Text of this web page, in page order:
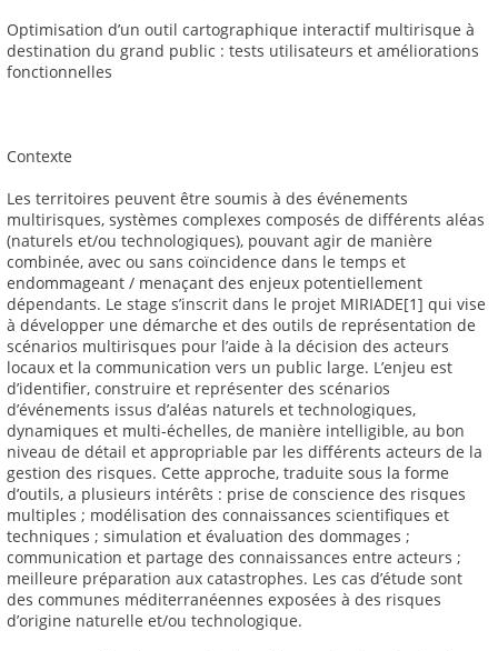
Optimisation d’un outil cartographique interactif multirisque à
destination du grand public : tests utilisateurs et améliorations
fonctionnelles
Contexte
Les territoires peuvent être soumis à des événements
multirisques, systèmes complexes composés de différents aléas
(naturels et/ou technologiques), pouvant agir de manière
combinée, avec ou sans coïncidence dans le temps et
endommageant / menaçant des enjeux potentiellement
dépendants. Le stage s’inscrit dans le projet MIRIADE[1] qui vise
à développer une démarche et des outils de représentation de
scénarios multirisques pour l’aide à la décision des acteurs
locaux et la communication vers un public large. L’enjeu est
d’identifier, construire et représenter des scénarios
d’événements issus d’aléas naturels et technologiques,
dynamiques et multi-échelles, de manière intelligible, au bon
niveau de détail et appropriable par les différents acteurs de la
gestion des risques. Cette approche, traduite sous la forme
d’outils, a plusieurs intérêts : prise de conscience des risques
multiples ; modélisation des connaissances scientifiques et
techniques ; simulation et évaluation des dommages ;
communication et partage des connaissances entre acteurs ;
meilleure préparation aux catastrophes. Les cas d’étude sont
des communes méditerranéennes exposées à des risques
d’origine naturelle et/ou technologique.